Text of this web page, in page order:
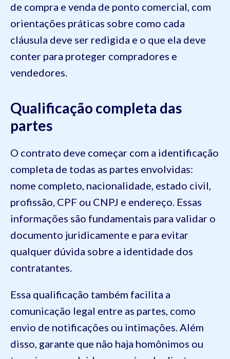
de compra e venda de ponto comercial, com
orientações práticas sobre como cada
cláusula deve ser redigida e o que ela deve
conter para proteger compradores e
vendedores.
Qualificação completa das
partes
O contrato deve começar com a identificação
completa de todas as partes envolvidas:
nome completo, nacionalidade, estado civil,
profissão, CPF ou CNPJ e endereço. Essas
informações são fundamentais para validar o
documento juridicamente e para evitar
qualquer dúvida sobre a identidade dos
contratantes.
Essa qualificação também facilita a
comunicação legal entre as partes, como
envio de notificações ou intimações. Além
disso, garante que não haja homônimos ou